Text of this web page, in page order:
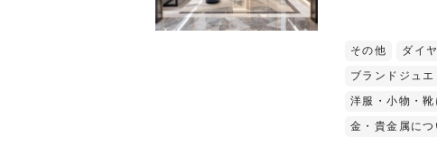
その他 ダイ
ブランドジュ
洋服・小物・靴
金・貴金属につ